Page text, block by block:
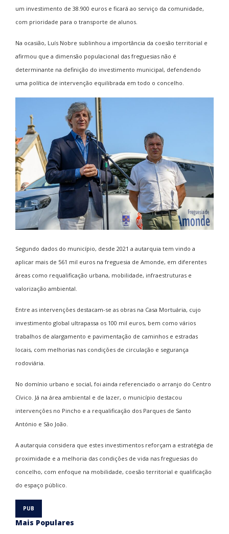
um investimento de 38.900 euros e ficará ao serviço da comunidade,
com prioridade para o transporte de alunos.
Na ocasião, Luís Nobre sublinhou a importância da coesão territorial e
afirmou que a dimensão populacional das freguesias não é
determinante na definição do investimento municipal, defendendo
uma política de intervenção equilibrada em todo o concelho.
Segundo dados do município, desde 2021 a autarquia tem vindo a
aplicar mais de 561 mil euros na freguesia de Amonde, em diferentes
áreas como requalificação urbana, mobilidade, infraestruturas e
valorização ambiental.
Entre as intervenções destacam-se as obras na Casa Mortuária, cujo
investimento global ultrapassa os 100 mil euros, bem como vários
trabalhos de alargamento e pavimentação de caminhos e estradas
locais, com melhorias nas condições de circulação e segurança
rodoviária.
No domínio urbano e social, foi ainda referenciado o arranjo do Centro
Cívico. Já na área ambiental e de lazer, o município destacou
intervenções no Pincho e a requalificação dos Parques de Santo
António e São João.
A autarquia considera que estes investimentos reforçam a estratégia de
proximidade e a melhoria das condições de vida nas freguesias do
concelho, com enfoque na mobilidade, coesão territorial e qualificação
do espaço público.
Mais Populares